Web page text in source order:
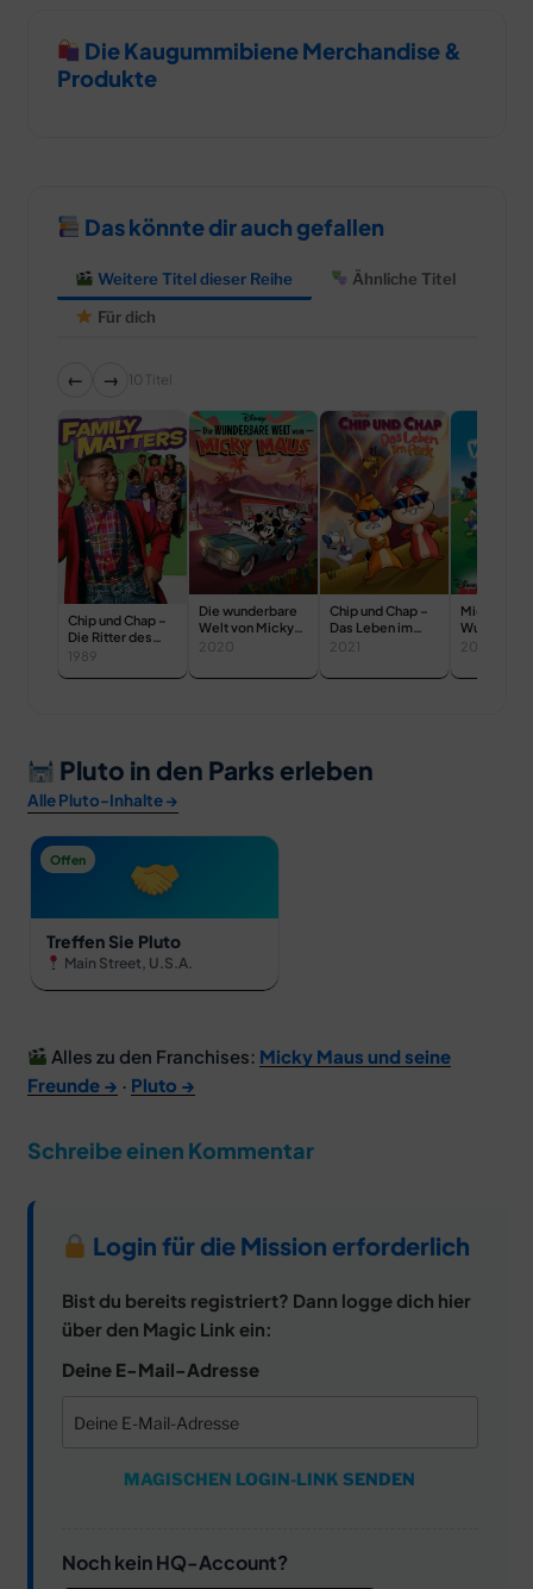
Die Kaugummibiene Merchandise &
Produkte
Das könnte dir auch gefallen
Weitere Titel dieser Reihe
Ähnliche Titel
Für dich
← → 10 Titel
Chip und Chap –
Die Ritter des
Rechts
1989
Die wunderbare
Welt von Micky
Maus
2020
Chip und Chap –
Das Leben im
Park
2021
Micky Maus
2006
Pluto in den Parks erleben
Alle Pluto-Inhalte →
Offen
Treffen Sie Pluto
Main Street, U.S.A.
Alles zu den Franchises: Micky Maus und seine
Freunde → · Pluto →
Schreibe einen Kommentar
Login für die Mission erforderlich
Bist du bereits registriert? Dann logge dich hier
über den Magic Link ein:
Deine E-Mail-Adresse
MAGISCHEN LOGIN-LINK SENDEN
Noch kein HQ-Account?